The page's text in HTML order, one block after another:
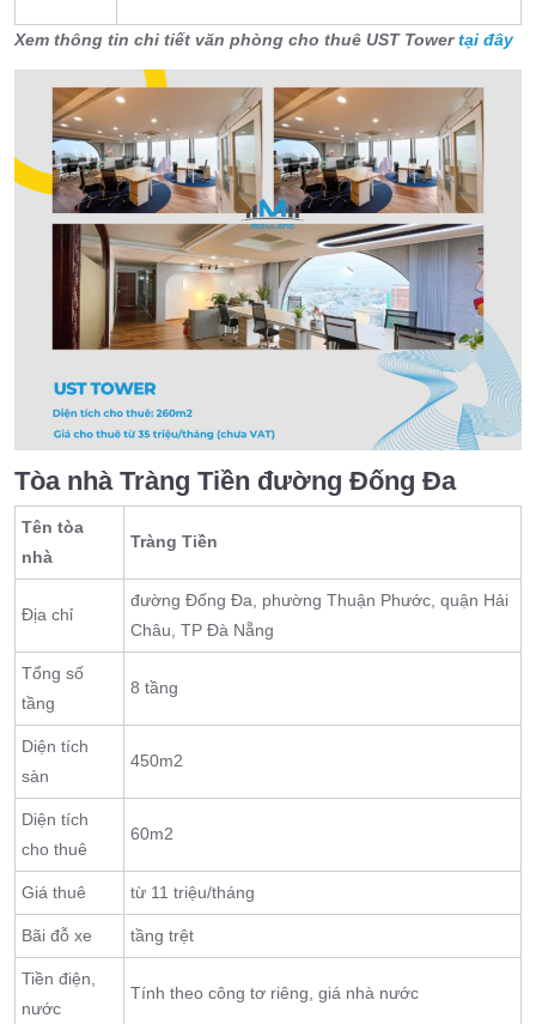
Xem thông tin chi tiết văn phòng cho thuê UST Towertại đây
Tòa nhà Tràng Tiền đường Đống Đa
Tên tòa
nhà
Tràng Tiền
Địa chỉ
đường Đống Đa, phường Thuận Phước, quận Hải
Châu, TP Đà Nẵng
Tổng số
tầng
8 tầng
Diện tích
sàn
450m2
Diện tích
cho thuê
60m2
Giá thuê từ 11 triệu/tháng
Bãi đỗ xe tầng trệt
Tiền điện,
nước
Tính theo công tơ riêng, giá nhà nước